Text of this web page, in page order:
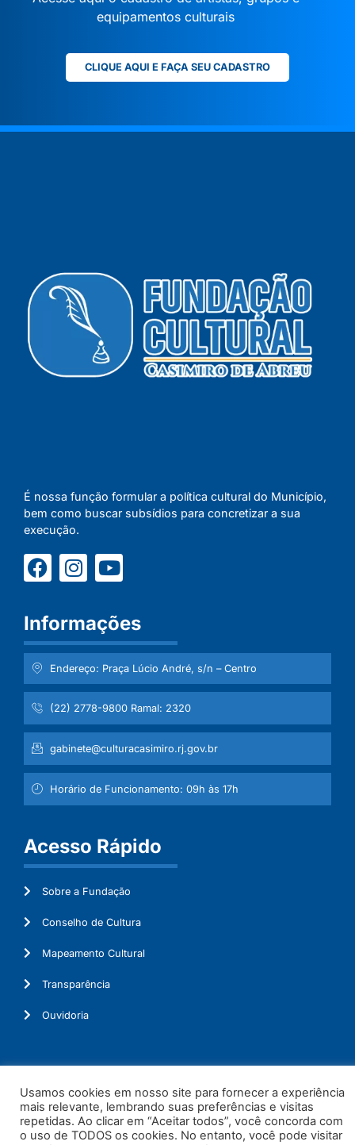
equipamentos culturais
CLIQUE AQUI E FAÇA SEU CADASTRO
É nossa função formular a política cultural do Município,
bem como buscar subsídios para concretizar a sua
execução.
Informações
Endereço: Praça Lúcio André, s/n – Centro
(22) 2778-9800 Ramal: 2320
gabinete@culturacasimiro.rj.gov.br
Horário de Funcionamento: 09h às 17h
Acesso Rápido
Sobre a Fundação
Conselho de Cultura
Mapeamento Cultural
Transparência
Ouvidoria
© 2026. Todos os Direitos Reservados.
Usamos cookies em nosso site para fornecer a experiência
mais relevante, lembrando suas preferências e visitas
repetidas. Ao clicar em “Aceitar todos”, você concorda com
o uso de TODOS os cookies. No entanto, você pode visitar